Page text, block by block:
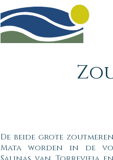
De beide grote
Mata worden in de